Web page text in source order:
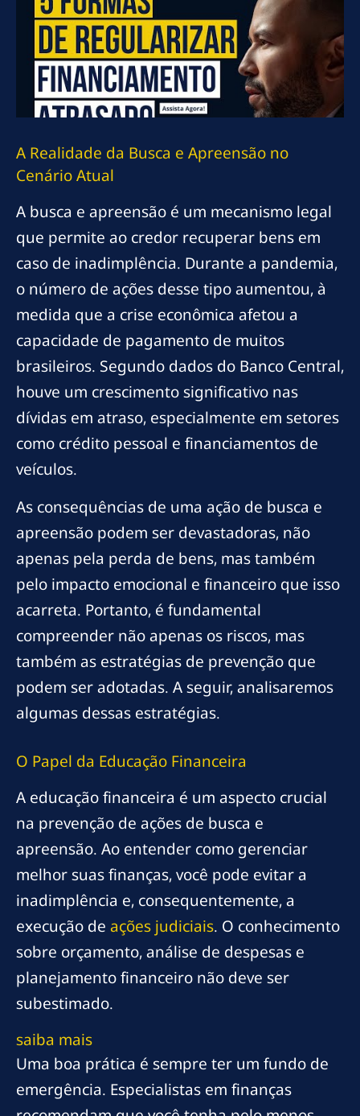
A Realidade da Busca e Apreensão no
Cenário Atual
A busca e apreensão é um mecanismo legal
que permite ao credor recuperar bens em
caso de inadimplência. Durante a pandemia,
o número de ações desse tipo aumentou, à
medida que a crise econômica afetou a
capacidade de pagamento de muitos
brasileiros. Segundo dados do Banco Central,
houve um crescimento significativo nas
dívidas em atraso, especialmente em setores
como crédito pessoal e financiamentos de
veículos.
As consequências de uma ação de busca e
apreensão podem ser devastadoras, não
apenas pela perda de bens, mas também
pelo impacto emocional e financeiro que isso
acarreta. Portanto, é fundamental
compreender não apenas os riscos, mas
também as estratégias de prevenção que
podem ser adotadas. A seguir, analisaremos
algumas dessas estratégias.
O Papel da Educação Financeira
A educação financeira é um aspecto crucial
na prevenção de ações de busca e
apreensão. Ao entender como gerenciar
melhor suas finanças, você pode evitar a
inadimplência e, consequentemente, a
execução de ações judiciais. O conhecimento
sobre orçamento, análise de despesas e
planejamento financeiro não deve ser
subestimado.
saiba mais
Uma boa prática é sempre ter um fundo de
emergência. Especialistas em finanças